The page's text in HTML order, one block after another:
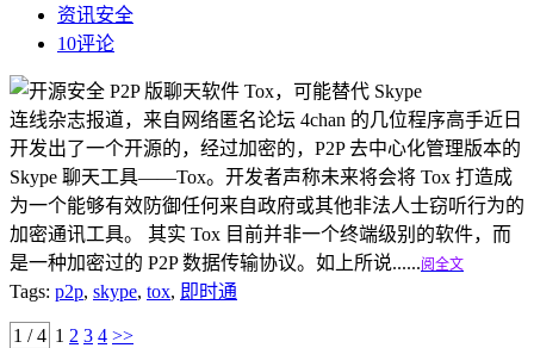
资讯安全
10评论
连线杂志报道，来自网络匿名论坛 4chan 的几位程序高手近日
开发出了一个开源的，经过加密的，P2P 去中心化管理版本的
Skype 聊天工具——Tox。开发者声称未来将会将 Tox 打造成
为一个能够有效防御任何来自政府或其他非法人士窃听行为的
加密通讯工具。 其实 Tox 目前并非一个终端级别的软件，而
是一种加密过的 P2P 数据传输协议。如上所说......阅全文
Tags: p2p, skype, tox, 即时通
1 / 4 1 2 3 4 >>